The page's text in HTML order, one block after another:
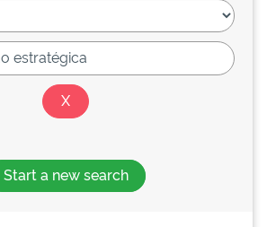
Start a new search